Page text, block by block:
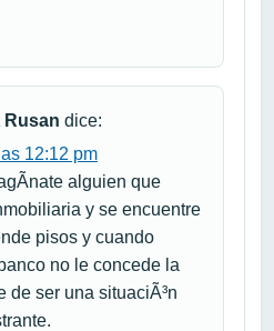
Rusan dice:
12:12 pm
alguien que
y se encuentre
pisos y cuando
no le concede la
de ser una situaciÃ³n